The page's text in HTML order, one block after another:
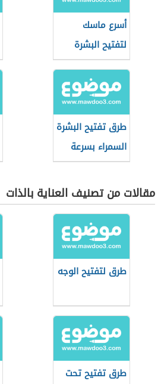
أسرع ماسك
لتفتيح البشرة
طرق تفتيح البشرة
السمراء بسرعة
مقالات من تصنيف العناية بالذات
طرق لتفتيح الوجه
طرق تفتيح تحت